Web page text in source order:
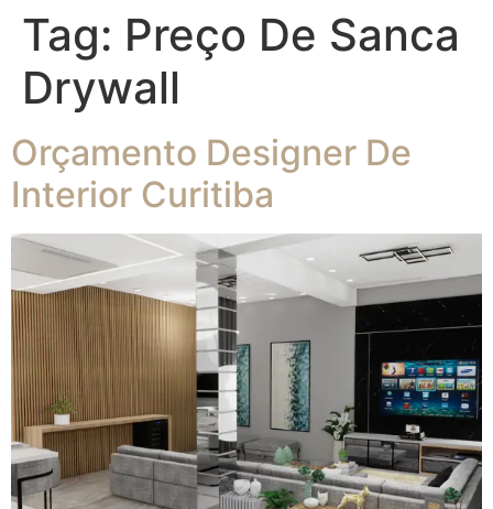
Tag: Preço De Sanca
Drywall
Orçamento Designer De
Interior Curitiba